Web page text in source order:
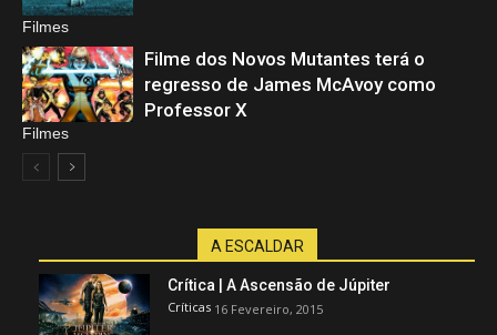
Filmes
Filmes
Filme dos Novos Mutantes terá o
regresso de James McAvoy como
Professor X
A ESCALDAR
Crítica | A Ascensão de Júpiter
Críticas 16 Fevereiro, 2015